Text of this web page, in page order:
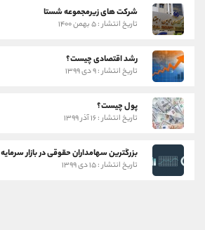
شرکت های زیرمجموعه شستا
تاریخ انتشار : ۵ بهمن ۱۴۰۰
رشد اقتصادی چیست؟
تاریخ انتشار : ۹ دی ۱۳۹۹
پول چیست؟
تاریخ انتشار : ۱۶ آذر ۱۳۹۹
بزرگترین سهامداران حقوقی در بازار سرمایه
تاریخ انتشار : ۱۵ دی ۱۳۹۹